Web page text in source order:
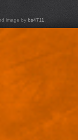
image by bs4711